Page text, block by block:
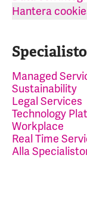
Hantera
Managed
Sustainability
Legal Services
Technology
Workplace
Real Time
Alla